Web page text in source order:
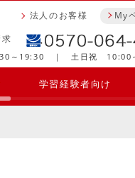
My
法人のお客様
～19:30 ｜ 土日祝 10:00
学習経験者向け